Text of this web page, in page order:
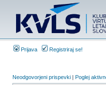
Prijava Registriraj se!
Neodgovorjeni prispevki | Poglej